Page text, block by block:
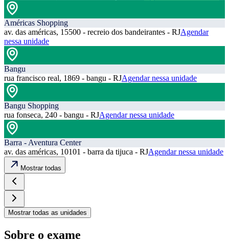
Américas Shopping
av. das américas, 15500 - recreio dos bandeirantes - RJAgendar
nessa unidade
Bangu
rua francisco real, 1869 - bangu - RJAgendar nessa unidade
Bangu Shopping
rua fonseca, 240 - bangu - RJAgendar nessa unidade
Barra - Aventura Center
av. das américas, 10101 - barra da tijuca - RJAgendar nessa unidade
Mostrar todas
Mostrar todas as unidades
Sobre o exame